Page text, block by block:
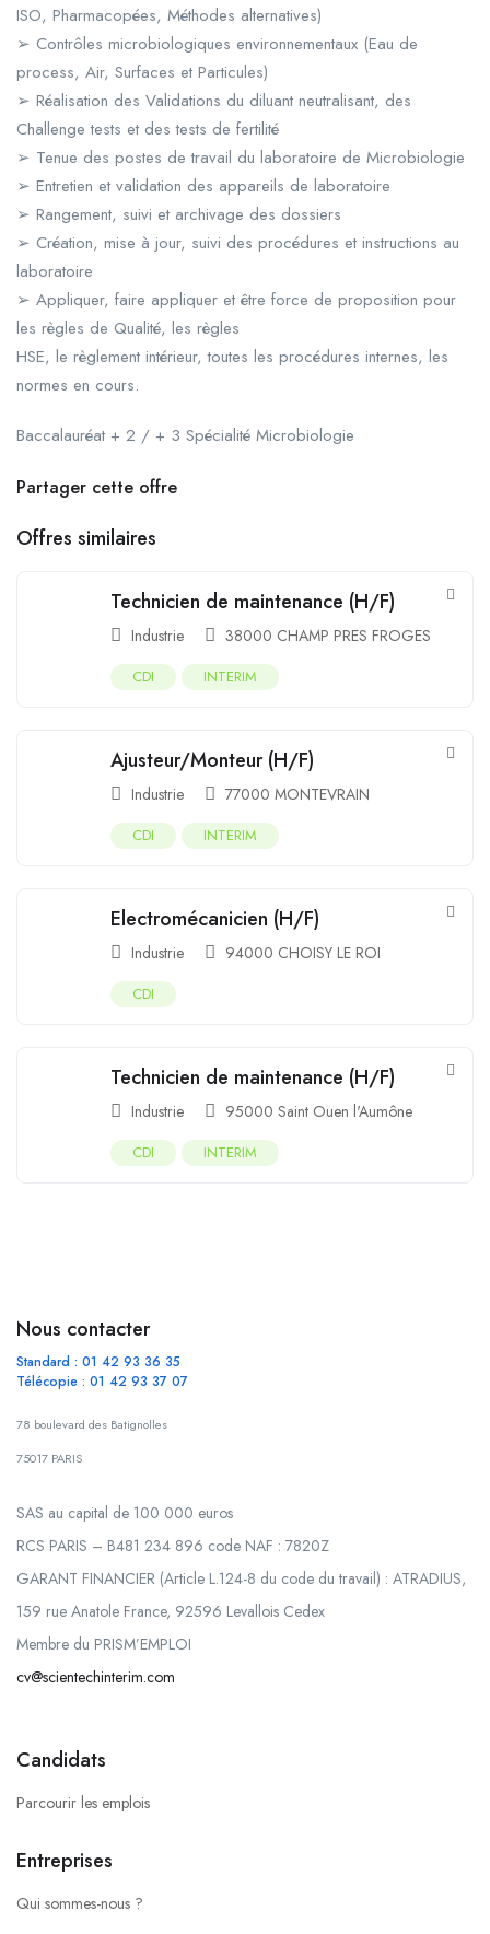
ISO, Pharmacopées, Méthodes alternatives)
➢ Contrôles microbiologiques environnementaux (Eau de
process, Air, Surfaces et Particules)
➢ Réalisation des Validations du diluant neutralisant, des
Challenge tests et des tests de fertilité
➢ Tenue des postes de travail du laboratoire de Microbiologie
➢ Entretien et validation des appareils de laboratoire
➢ Rangement, suivi et archivage des dossiers
➢ Création, mise à jour, suivi des procédures et instructions au
laboratoire
➢ Appliquer, faire appliquer et être force de proposition pour
les règles de Qualité, les règles
HSE, le règlement intérieur, toutes les procédures internes, les
normes en cours.
Baccalauréat + 2 / + 3 Spécialité Microbiologie
Partager cette offre
Offres similaires
Technicien de maintenance (H/F)
Industrie 38000 CHAMP PRES FROGES
CDI INTERIM
Ajusteur/Monteur (H/F)
Industrie 77000 MONTEVRAIN
CDI INTERIM
Electromécanicien (H/F)
Industrie 94000 CHOISY LE ROI
CDI
Technicien de maintenance (H/F)
Industrie 95000 Saint Ouen l'Aumône
CDI INTERIM
Nous contacter
Standard : 01 42 93 36 35
Télécopie : 01 42 93 37 07
78 boulevard des Batignolles
75017 PARIS
SAS au capital de 100 000 euros
RCS PARIS – B481 234 896 code NAF : 7820Z
GARANT FINANCIER (Article L.124-8 du code du travail) : ATRADIUS,
159 rue Anatole France, 92596 Levallois Cedex
Membre du PRISM’EMPLOI
cv@scientechinterim.com
Candidats
Parcourir les emplois
Entreprises
Qui sommes-nous ?